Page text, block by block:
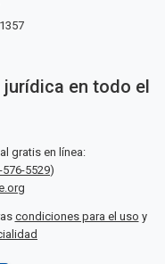
en todo el
gratis en línea:
576-5529)
condiciones para el uso y